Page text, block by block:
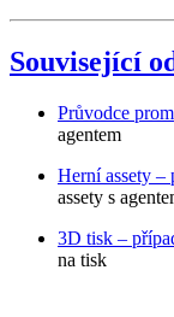
Související
Průvodce
agentem
Herní assety –
assety s
3D tisk –
na tisk